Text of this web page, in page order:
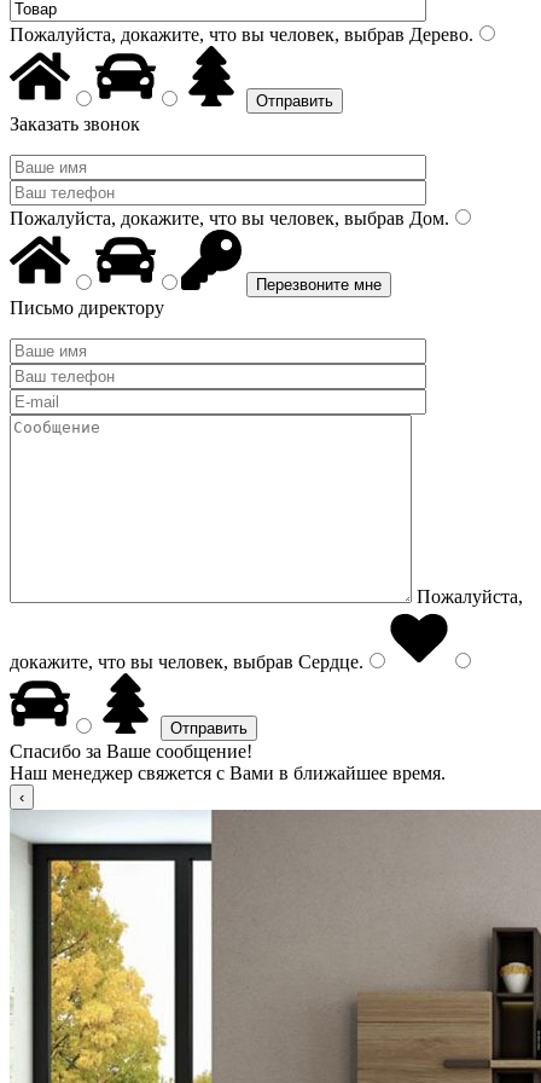
Пожалуйста, докажите, что вы человек, выбрав Дерево.
Заказать звонок
Пожалуйста, докажите, что вы человек, выбрав Дом.
Письмо директору
Пожалуйста,
докажите, что вы человек, выбрав Сердце.
Спасибо за Ваше сообщение!
Наш менеджер свяжется с Вами в ближайшее время.